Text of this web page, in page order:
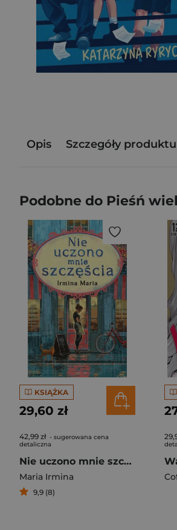
Opis Szczegóły produktu
Podobne do Pieśń
KSIĄŻKA
29,60 zł
42,99 zł - sugerowana cena
detaliczna
Nie uczono mnie szczęścia
Maria Irmina
9,9 (8)